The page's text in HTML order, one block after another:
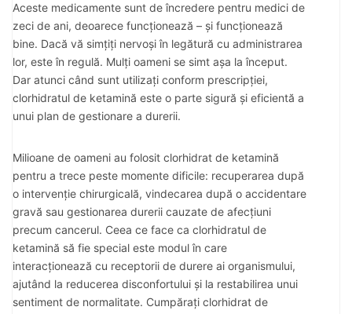
Aceste medicamente sunt de încredere pentru medici de
zeci de ani, deoarece funcționează – și funcționează
bine. Dacă vă simțiți nervoși în legătură cu administrarea
lor, este în regulă. Mulți oameni se simt așa la început.
Dar atunci când sunt utilizați conform prescripției,
clorhidratul de ketamină este o parte sigură și eficientă a
unui plan de gestionare a durerii.
Milioane de oameni au folosit clorhidrat de ketamină
pentru a trece peste momente dificile: recuperarea după
o intervenție chirurgicală, vindecarea după o accidentare
gravă sau gestionarea durerii cauzate de afecțiuni
precum cancerul. Ceea ce face ca clorhidratul de
ketamină să fie special este modul în care
interacționează cu receptorii de durere ai organismului,
ajutând la reducerea disconfortului și la restabilirea unui
sentiment de normalitate. Cumpărați clorhidrat de